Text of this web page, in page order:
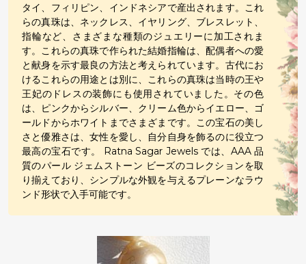
タイ、フィリピン、インドネシアで産出されます。これ
らの真珠は、ネックレス、イヤリング、ブレスレット、
指輪など、さまざまな種類のジュエリーに加工されま
す。これらの真珠で作られた結婚指輪は、配偶者への愛
と献身を示す最良の方法と考えられています。古代にお
けるこれらの用途とは別に、これらの真珠は当時の王や
王妃のドレスの装飾にも使用されていました。その色
は、ピンクからシルバー、クリーム色からイエロー、ゴ
ールドからホワイトまでさまざまです。この宝石の美し
さと優雅さは、女性を愛し、自分自身を飾るのに役立つ
最高の宝石です。 Ratna Sagar Jewels では、AAA 品
質のパール ジェムストーン ビーズのコレクションを取
り揃えており、シンプルな外観を与えるプレーンなラウ
ンド形状で入手可能です。